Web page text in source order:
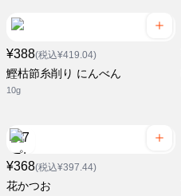
¥388(税込¥419.04)
鰹枯節糸削り にんべん
10g
¥368(税込¥397.44)
花かつお